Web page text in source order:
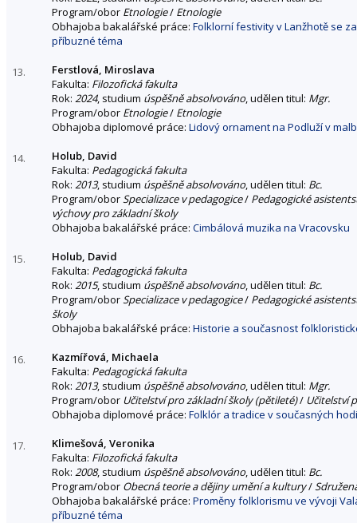
Program/obor Etnologie/ Etnologie
Obhajoba bakalářské práce: Folklorní festivity v Lanžhotě se
příbuzné téma
13.
Ferstlová, Miroslava
Fakulta: Filozofická fakulta
Rok: 2024, studium úspěšně absolvováno, udělen titul: Mgr.
Program/obor Etnologie/ Etnologie
Obhajoba diplomové práce: Lidový ornament na Podluží v
14.
Holub, David
Fakulta: Pedagogická fakulta
Rok: 2013, studium úspěšně absolvováno, udělen titul: Bc.
Program/oborSpecializace v pedagogice/ Pedagogické
výchovy pro základní školy
Obhajoba bakalářské práce: Cimbálová muzika na Vracovsku
15.
Holub, David
Fakulta: Pedagogická fakulta
Rok: 2015, studium úspěšně absolvováno, udělen titul: Bc.
Program/oborSpecializace v pedagogice/ Pedagogické
školy
Obhajoba bakalářské práce: Historie a současnost
16.
Kazmířová, Michaela
Fakulta: Pedagogická fakulta
Rok: 2013, studium úspěšně absolvováno, udělen titul: Mgr.
Program/obor Učitelství pro základní školy (pětileté)/ Učitelství
Obhajoba diplomové práce: Folklór a tradice v současných
17.
Klimešová, Veronika
Fakulta: Filozofická fakulta
Rok: 2008, studium úspěšně absolvováno, udělen titul: Bc.
Program/obor Obecná teorie a dějiny umění a kultury/
Obhajoba bakalářské práce: Proměny folklorismu ve vývoji
příbuzné téma